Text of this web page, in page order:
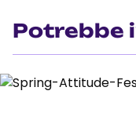
Potrebbe